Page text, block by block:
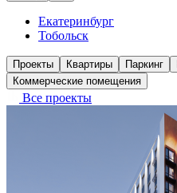
Екатеринбург
Тобольск
Проекты Квартиры Паркинг
Коммерческие помещения
Все проекты